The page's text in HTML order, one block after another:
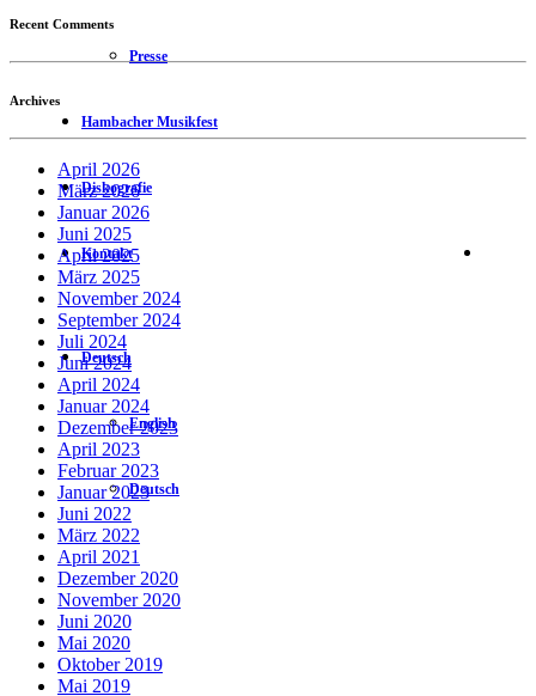
Presse
Hambacher Musikfest
Diskografie
Kontakt
Deutsch
English
Deutsch
Recent Comments
Archives
April 2026
März 2026
Januar 2026
Juni 2025
April 2025
März 2025
November 2024
September 2024
Juli 2024
Juni 2024
April 2024
Januar 2024
Dezember 2023
April 2023
Februar 2023
Januar 2023
Juni 2022
März 2022
April 2021
Dezember 2020
November 2020
Juni 2020
Mai 2020
Oktober 2019
Mai 2019